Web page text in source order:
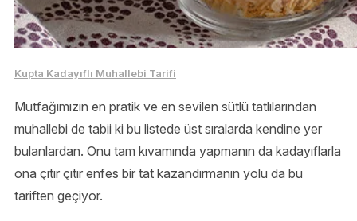
Kupta Kadayıflı Muhallebi Tarifi
Mutfağımızın en pratik ve en sevilen sütlü tatlılarından
muhallebi de tabii ki bu listede üst sıralarda kendine yer
bulanlardan. Onu tam kıvamında yapmanın da kadayıflarla
ona çıtır çıtır enfes bir tat kazandırmanın yolu da bu
tariften geçiyor.